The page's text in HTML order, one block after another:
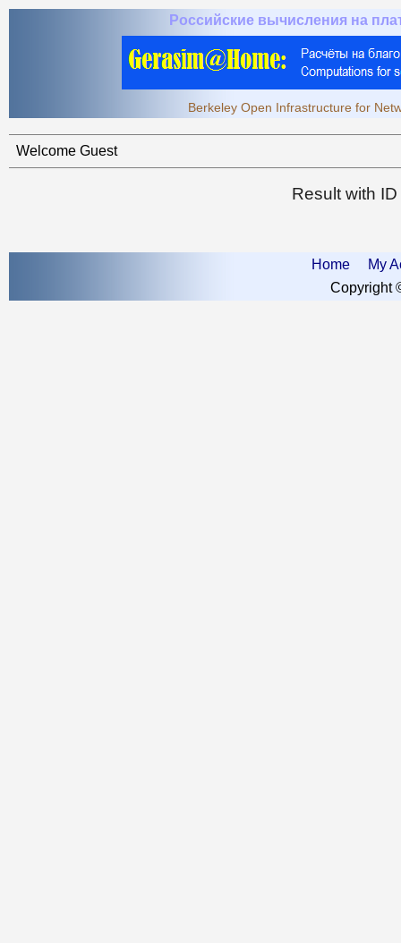
Российские вычисления на
Berkeley Open Infrastructure for
Welcome Guest
Result with
Home
My
Copyright